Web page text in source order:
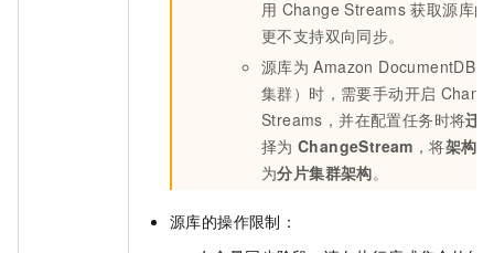
用 Change Streams 获取源库
更不支持双向同步。
源库为 Amazon DocumentDB
集群）时，需要手动开启
Streams，并在配置任务时将迁
择为 ChangeStream ，将架构
为分片集群架构。
源库的操作限制：